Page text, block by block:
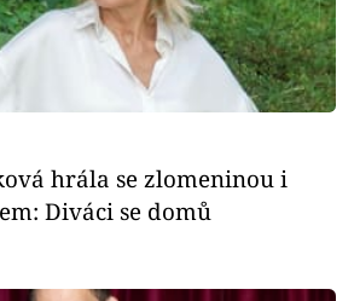
hrála se zlomeninou i
Diváci se domů